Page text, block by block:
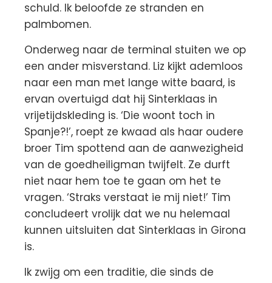
schuld. Ik beloofde ze stranden en
palmbomen.
Onderweg naar de terminal stuiten we op
een ander misverstand. Liz kijkt ademloos
naar een man met lange witte baard, is
ervan overtuigd dat hij Sinterklaas in
vrijetijdskleding is. ‘Die woont toch in
Spanje?!’, roept ze kwaad als haar oudere
broer Tim spottend aan de aanwezigheid
van de goedheiligman twijfelt. Ze durft
niet naar hem toe te gaan om het te
vragen. ‘Straks verstaat ie mij niet!’ Tim
concludeert vrolijk dat we nu helemaal
kunnen uitsluiten dat Sinterklaas in Girona
is.
Ik zwijg om een traditie, die sinds de